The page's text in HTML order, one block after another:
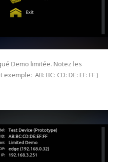
Demo limitée. Notez les
AB: BC: CD: DE: EF: FF )